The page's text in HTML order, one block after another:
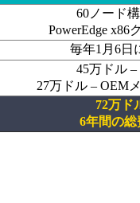
60ノード
PowerEdge x86
毎年1月6日
45万ドル –
27万ドル – OEM
72万ド
6年間の総